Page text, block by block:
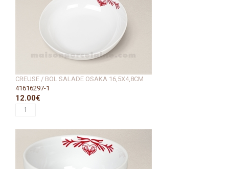
CREUSE / BOL SALADE OSAKA 16,5X4,8CM
41616297-1
12.00€